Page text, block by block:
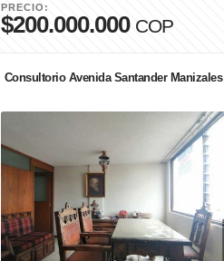
PRECIO:
$200.000.000 COP
Consultorio Avenida Santander Manizales